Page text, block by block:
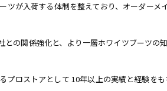
が入荷する体制を整えており、オーダーメ
の関係強化と、より一層ホワイツブーツの
プロストアとして 10年以上の実績と経験を